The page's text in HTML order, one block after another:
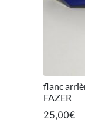
flanc
FAZER
25,00€